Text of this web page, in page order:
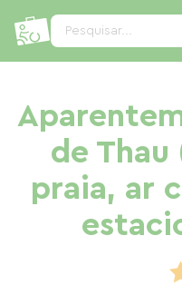
Pesquisar...
de Thau
praia, ar
Painel de